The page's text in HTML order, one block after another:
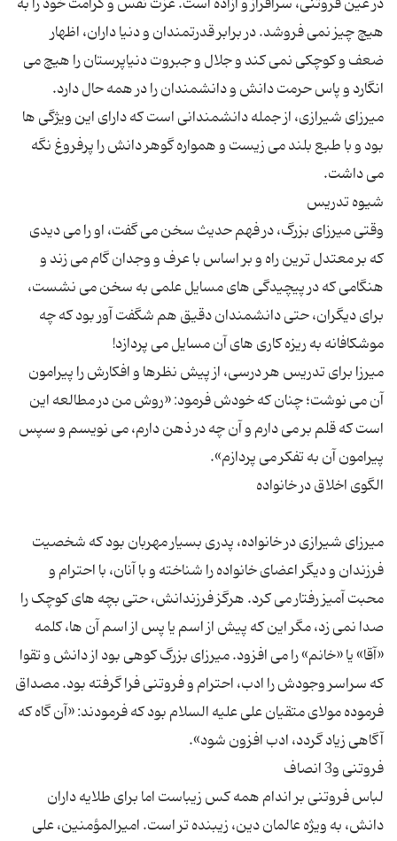
هیچ چیز نمی فروشد. در برابر قدرتمندان و دنیا داران، اظهار
ضعف و کوچکی نمی کند و جلال و جبروت دنیاپرستان را هیچ می
انگارد و پاس حرمت دانش و دانشمندان را در همه حال دارد.
میرزای شیرازی، از جمله دانشمندانی است که دارای این ویژگی ها
بود و با طبع بلند می زیست و همواره گوهر دانش را پرفروغ نگه
وقتی میرزای بزرگ، در فهم حدیث سخن می گفت، او را می دیدی
که بر معتدل ترین راه و بر اساس با عرف و وجدان گام می زند و
هنگامی که در پیچیدگی های مسایل علمی به سخن می نشست،
برای دیگران، حتی دانشمندان دقیق هم شگفت آور بود که چه
میرزا برای تدریس هر درسی، از پیش نظرها و افکارش را پیرامون
آن می نوشت؛ چنان که خودش فرمود: «روش من در مطالعه این
است که قلم بر می دارم و آن چه در ذهن دارم، می نویسم و سپس
میرزای شیرازی در خانواده، پدری بسیار مهربان بود که شخصیت
فرزندان و دیگر اعضای خانواده را شناخته و با آنان، با احترام و
محبت آمیز رفتار می کرد. هرگز فرزندانش، حتی بچه های کوچک را
صدا نمی زد، مگر این که پیش از اسم یا پس از اسم آن ها، کلمه
«آقا» یا «خانم» را می افزود. میرزای بزرگ کوهی بود از دانش و تقوا
که سراسر وجودش را ادب، احترام و فروتنی فرا گرفته بود. مصداق
فرموده مولای متقیان علی علیه السلام بود که فرمودند: «آن گاه که
لباس فروتنی بر اندام همه کس زیباست اما برای طلایه داران
دانش، به ویژه عالمان دین، زیبنده تر است. امیرالمؤمنین، علی